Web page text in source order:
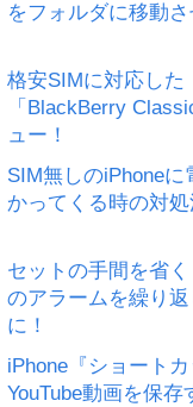
をフォルダに移動
格安SIMに対応した
「BlackBerry
ュー！
SIM無しのiPhoneに
かってくる時の対
セットの手間を省
のアラームを繰り返
に！
iPhone『ショート
YouTube動画を保存